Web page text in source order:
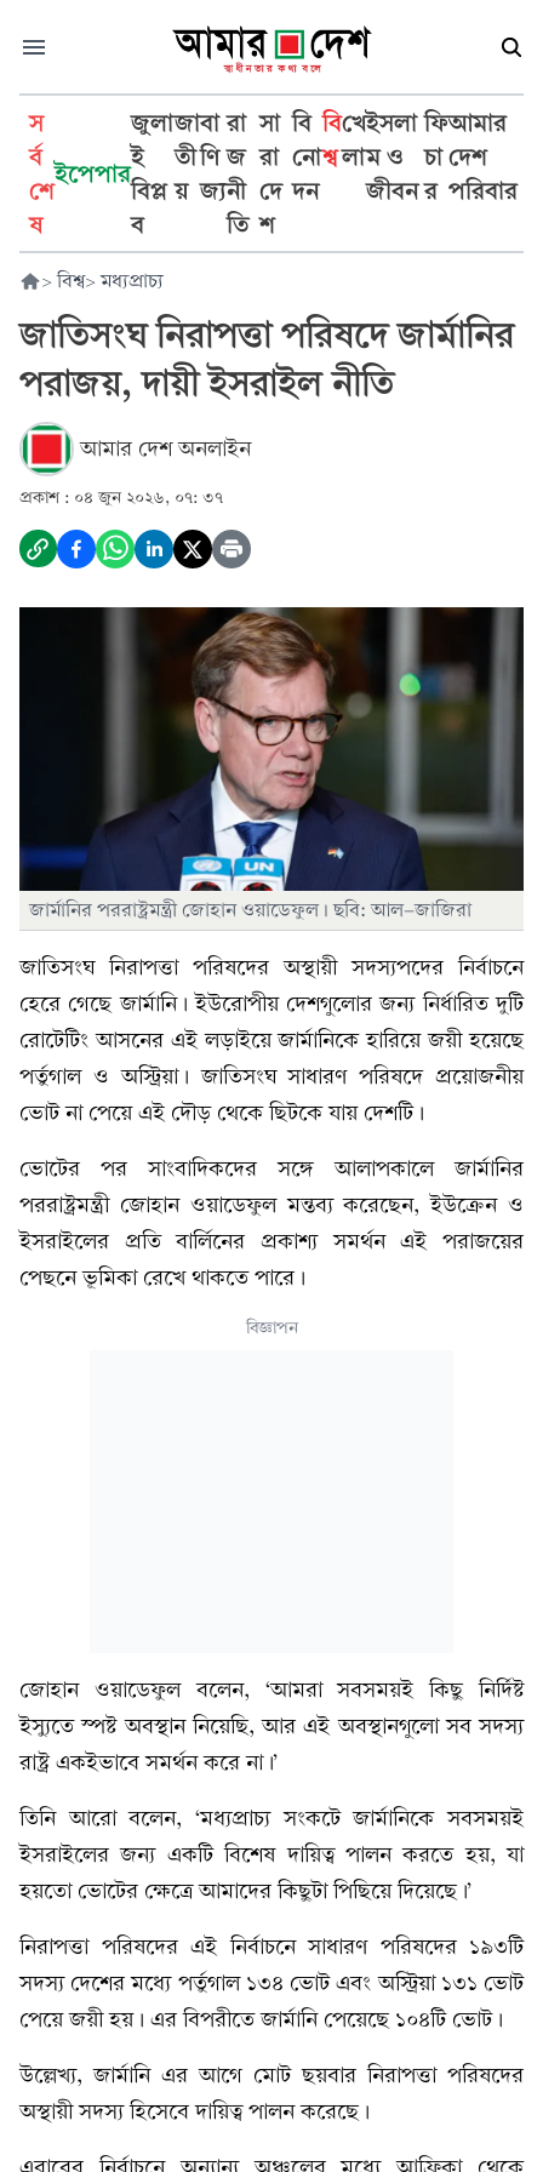
স
র্ব
শে
ষ
ইপেপার
জুলা
ই
বিপ্ল
ব
জা
তী
য়
বা
ণি
জ্য
রা
জ
নী
তি
সা
রা
দে
শ
বি
নো
দন
বি
শ্ব
খে
লা
ইসলা
ম ও
জীবন
ফি
চা
র
আমার
দেশ
পরিবার
> বিশ্ব> মধ্যপ্রাচ্য
জাতিসংঘ নিরাপত্তা পরিষদে জার্মানির
পরাজয়, দায়ী ইসরাইল নীতি
আমার দেশ অনলাইন
প্রকাশ : ০৪ জুন ২০২৬, ০৭: ৩৭
জার্মানির পররাষ্ট্রমন্ত্রী জোহান ওয়াডেফুল। ছবি: আল-জাজিরা
জাতিসংঘ নিরাপত্তা পরিষদের অস্থায়ী সদস্যপদের নির্বাচনে
হেরে গেছে জার্মানি। ইউরোপীয় দেশগুলোর জন্য নির্ধারিত দুটি
রোটেটিং আসনের এই লড়াইয়ে জার্মানিকে হারিয়ে জয়ী হয়েছে
পর্তুগাল ও অস্ট্রিয়া। জাতিসংঘ সাধারণ পরিষদে প্রয়োজনীয়
ভোট না পেয়ে এই দৌড় থেকে ছিটকে যায় দেশটি।
ভোটের পর সাংবাদিকদের সঙ্গে আলাপকালে জার্মানির
পররাষ্ট্রমন্ত্রী জোহান ওয়াডেফুল মন্তব্য করেছেন, ইউক্রেন ও
ইসরাইলের প্রতি বার্লিনের প্রকাশ্য সমর্থন এই পরাজয়ের
পেছনে ভূমিকা রেখে থাকতে পারে।
বিজ্ঞাপন
জোহান ওয়াডেফুল বলেন, ‘আমরা সবসময়ই কিছু নির্দিষ্ট
ইস্যুতে স্পষ্ট অবস্থান নিয়েছি, আর এই অবস্থানগুলো সব সদস্য
রাষ্ট্র একইভাবে সমর্থন করে না।’
তিনি আরো বলেন, ‘মধ্যপ্রাচ্য সংকটে জার্মানিকে সবসময়ই
ইসরাইলের জন্য একটি বিশেষ দায়িত্ব পালন করতে হয়, যা
হয়তো ভোটের ক্ষেত্রে আমাদের কিছুটা পিছিয়ে দিয়েছে।’
নিরাপত্তা পরিষদের এই নির্বাচনে সাধারণ পরিষদের ১৯৩টি
সদস্য দেশের মধ্যে পর্তুগাল ১৩৪ ভোট এবং অস্ট্রিয়া ১৩১ ভোট
পেয়ে জয়ী হয়। এর বিপরীতে জার্মানি পেয়েছে ১০৪টি ভোট।
উল্লেখ্য, জার্মানি এর আগে মোট ছয়বার নিরাপত্তা পরিষদের
অস্থায়ী সদস্য হিসেবে দায়িত্ব পালন করেছে।